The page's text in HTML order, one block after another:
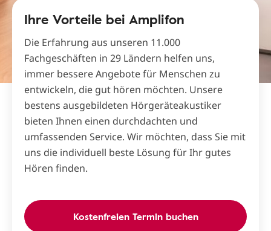
Ihre Vorteile bei Amplifon
Die Erfahrung aus unseren 11.000
Fachgeschäften in 29 Ländern helfen uns,
immer bessere Angebote für Menschen zu
entwickeln, die gut hören möchten. Unsere
bestens ausgebildeten Hörgeräteakustiker
bieten Ihnen einen durchdachten und
umfassenden Service. Wir möchten, dass Sie mit
uns die individuell beste Lösung für Ihr gutes
Hören finden.
Kostenfreien Termin buchen